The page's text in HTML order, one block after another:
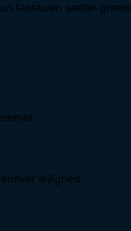
fantasien sætter
lejlighed.